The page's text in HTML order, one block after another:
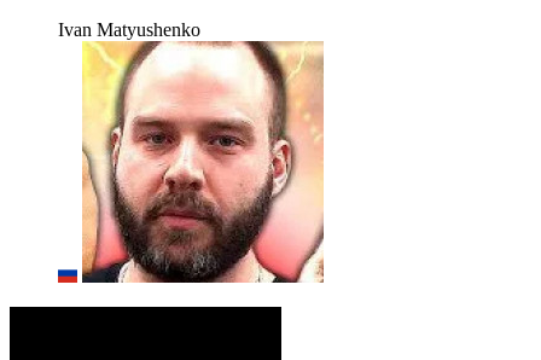
Ivan Matyushenko